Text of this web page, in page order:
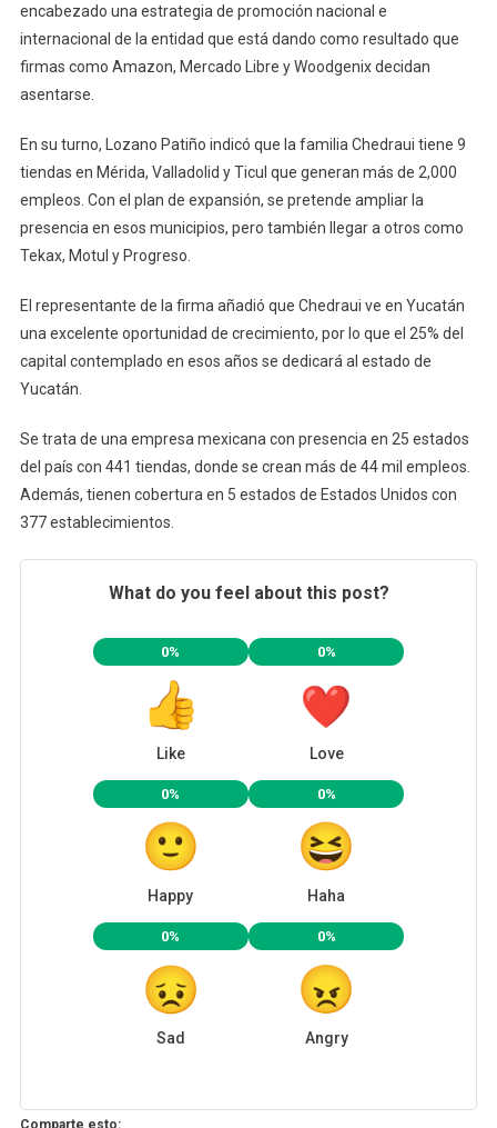
encabezado una estrategia de promoción nacional e
internacional de la entidad que está dando como resultado que
firmas como Amazon, Mercado Libre y Woodgenix decidan
asentarse.
En su turno, Lozano Patiño indicó que la familia Chedraui tiene 9
tiendas en Mérida, Valladolid y Ticul que generan más de 2,000
empleos. Con el plan de expansión, se pretende ampliar la
presencia en esos municipios, pero también llegar a otros como
Tekax, Motul y Progreso.
El representante de la firma añadió que Chedraui ve en Yucatán
una excelente oportunidad de crecimiento, por lo que el 25% del
capital contemplado en esos años se dedicará al estado de
Yucatán.
Se trata de una empresa mexicana con presencia en 25 estados
del país con 441 tiendas, donde se crean más de 44 mil empleos.
Además, tienen cobertura en 5 estados de Estados Unidos con
377 establecimientos.
What do you feel about this post?
0%
Like
0%
Love
0%
Happy
0%
Haha
0%
Sad
0%
Angry
Comparte esto: